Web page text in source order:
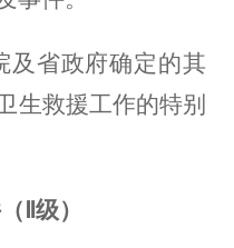
及省政府确定的其
生救援工作的特别
Ⅱ级）